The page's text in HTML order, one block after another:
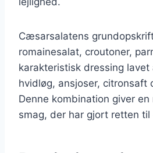
Cæsarsalatens
romainesalat, croutoner,
karakteristisk dressing
hvidløg, ansjoser, citronsaft
Denne kombination giver
smag, der har gjort retten til